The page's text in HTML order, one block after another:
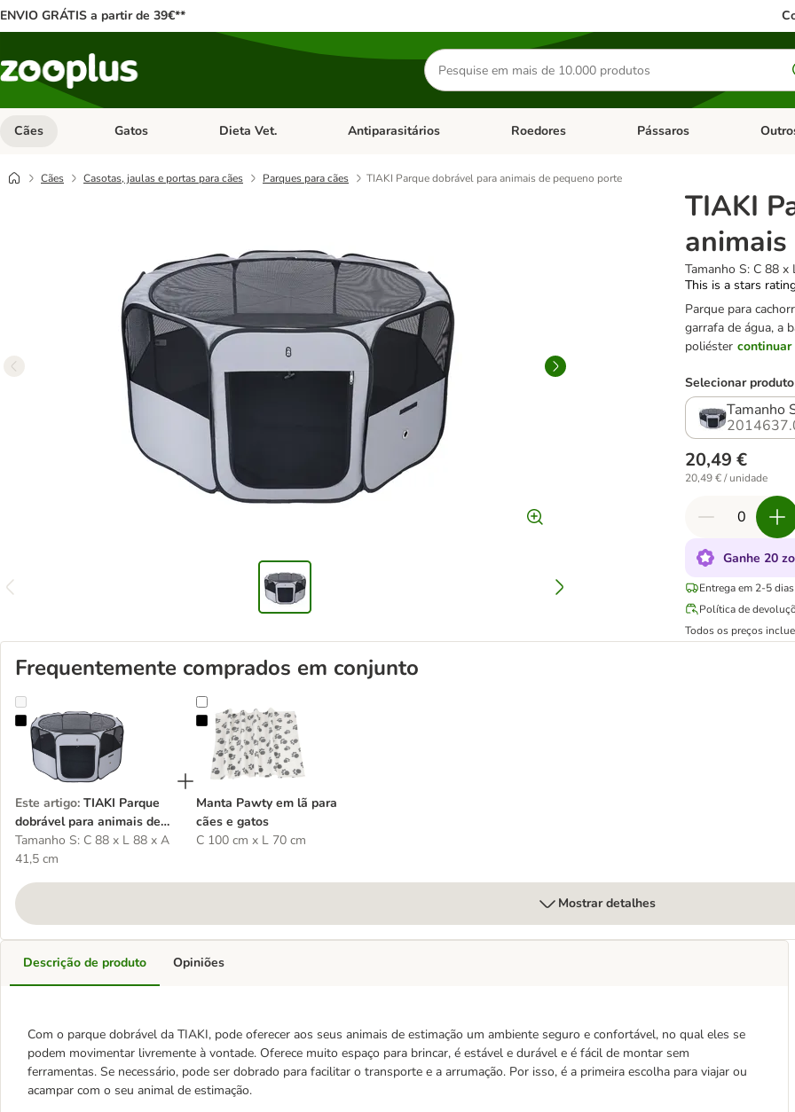
ENVIO GRÁTIS a partir de 39€**
Pesquisar
produtos
Cães Abrir menu de categoria: Cães
Gatos Abrir menu de categoria: Gatos
Dieta Vet. Abrir menu de categoria: Dieta Vet.
Antiparasitários Abrir menu de categoria: Antiparasitários
Roedores Abrir menu de categoria:
Pássaros Abrir
Cães Casotas, jaulas e portas para cães Parques para cães TIAKI Parque dobrável para animais de pequeno porte
TIAKI
Tamanho S: C 88
This is a stars
Parque para
garrafa de água, a
poliéster continuar
Selecionar
Tamanho
20,49 €
20,49 € / unidade
Ganhe 20
Entrega em 2-5
Política de
Todos os preços
Frequentemente comprados em conjunto
TIAKI Parque dobrável para animais de pequeno porte
Este artigo: TIAKI Parque
dobrável para animais de
pequeno porte
Tamanho S: C 88 x L 88 x A
41,5 cm
Manta Pawty em lã para cães e gatos
Manta Pawty em lã para
cães e gatos
C 100 cm x L 70 cm
Mostrar detalhes
Descrição de produto
Com o parque dobrável da TIAKI, pode oferecer aos seus animais de estimação um ambiente seguro e confortável, no qual eles se
podem movimentar livremente à vontade. Oferece muito espaço para brincar, é estável e durável e é fácil de montar sem
ferramentas. Se necessário, pode ser dobrado para facilitar o transporte e a arrumação. Por isso, é a primeira escolha para viajar ou
acampar com o seu animal de estimação.
Opiniões